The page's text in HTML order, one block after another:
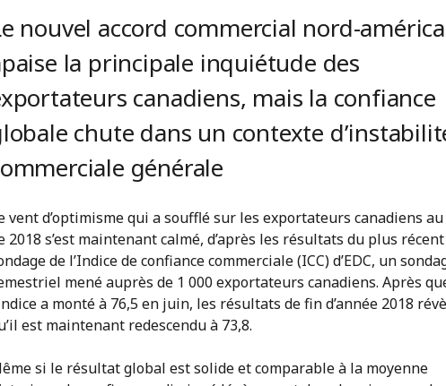
nouvel accord commercial nord-
la principale inquiétude des
canadiens, mais la confiance
chute dans un contexte
générale
vent d’optimisme qui a soufflé sur les exportateurs canadiens
2018 s’est maintenant calmé, d’après les résultats du plus récent
de l’Indice de confiance commerciale (ICC) d’EDC, un
mené auprès de 1 000 exportateurs canadiens. Après
a monté à 76,5 en juin, les résultats de fin d’année 2018
est maintenant redescendu à 73,8.
si le résultat global est solide et comparable à la moyenne